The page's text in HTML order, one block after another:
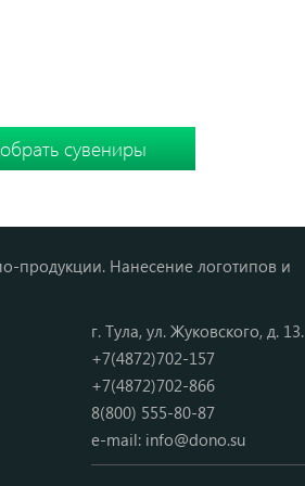
продукции. Нанесение логотипов и
г. Тула, ул. Жуковского, д. 13.
+7(4872)702-157
+7(4872)702-866
8(800) 555-80-87
e-mail: info@dono.su